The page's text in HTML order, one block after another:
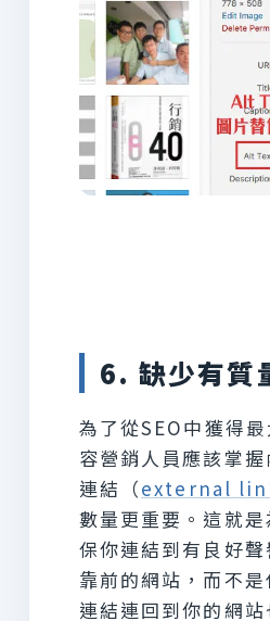
6. 缺少有質
為了從SEO中獲得
容營銷人員應該掌
連結（external
數量更重要。這就
保你連結到有良好
靠前的網站，而不
連結連回到你的網